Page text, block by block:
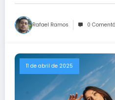
Rafael Ramos 0
11 de abril de 2025